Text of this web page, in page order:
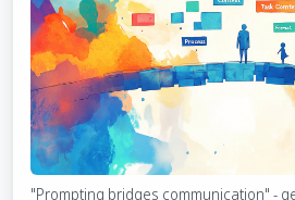
"Prompting bridges communication" -